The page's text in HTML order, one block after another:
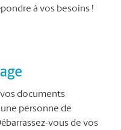
à vos besoins !
documents
personne de
vous de vos